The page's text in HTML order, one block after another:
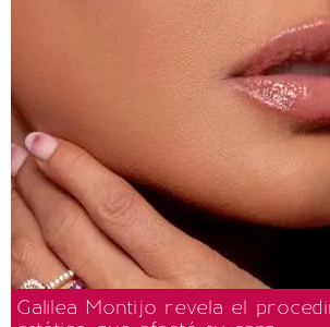
Galilea Montijo revela el